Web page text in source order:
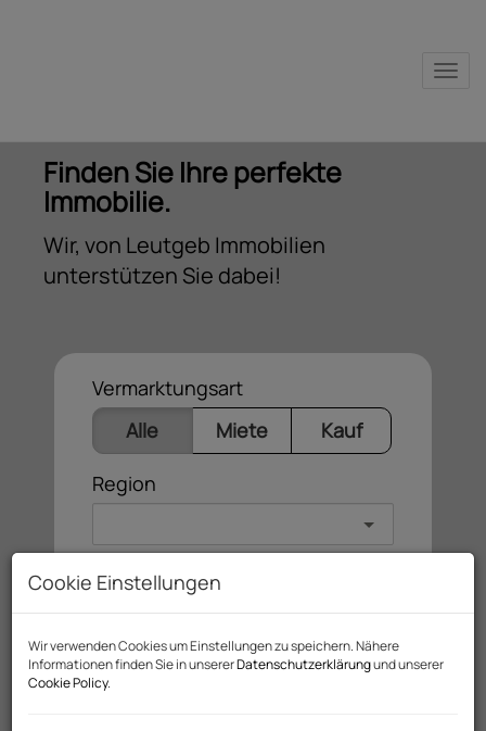
Finden Sie Ihre perfekte
Immobilie.
Wir, von Leutgeb Immobilien
unterstützen Sie dabei!
Vermarktungsart
Alle
Miete Kauf
Region
Objektart
Preis
Cookie Einstellungen
Wir verwenden Cookies um Einstellungen zu speichern. Nähere
Informationen finden Sie in unsererDatenschutzerklärungund unserer
Cookie Policy.